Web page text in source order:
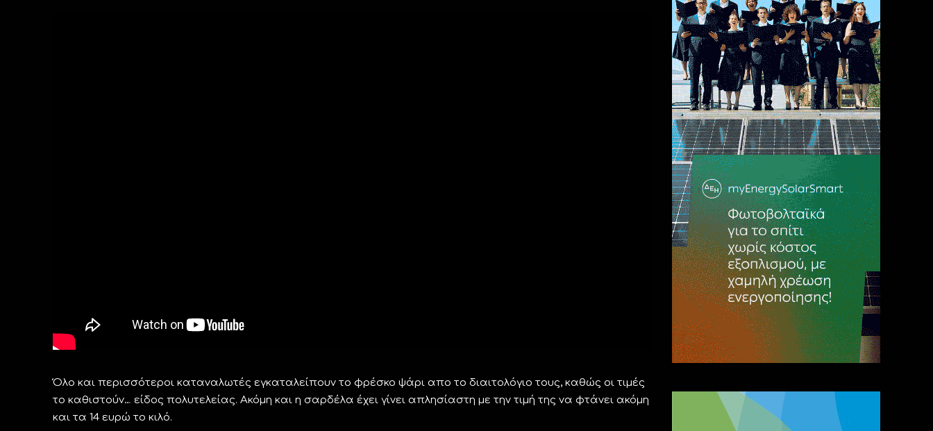
Όλο και περισσότεροι καταναλωτές εγκαταλείπουν το φρέσκο ψάρι απο το διαιτολόγιο τους, καθώς οι τιμές
το καθιστούν… είδος πολυτελείας. Ακόμη και η σαρδέλα έχει γίνει απλησίαστη με την τιμή της να φτάνει ακόμη
και τα 14 ευρώ το κιλό.